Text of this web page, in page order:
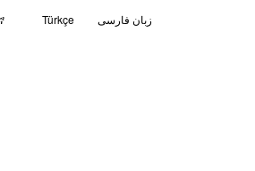
Türkçe زبان فارسی